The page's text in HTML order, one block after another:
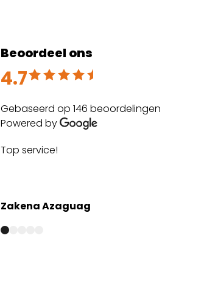
Beoordeel ons
4.7
Beoordeeld met 4.7 uit 5
Gebaseerd op 146 beoordelingen
Powered by
Top service!
Zakena Azaguag